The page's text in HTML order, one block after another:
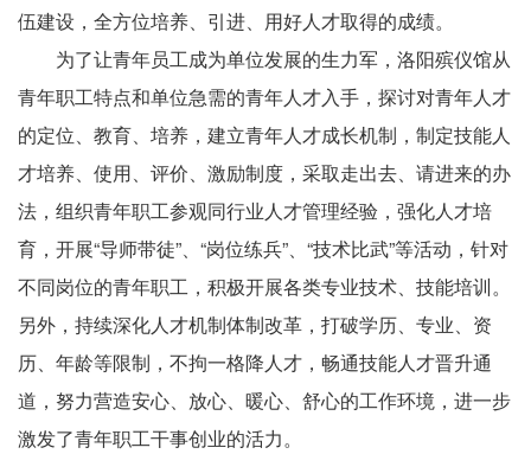
伍建设，全方位培养、引进、用好人才取得的成绩。
为了让青年员工成为单位发展的生力军，洛阳殡仪馆从
青年职工特点和单位急需的青年人才入手，探讨对青年人才
的定位、教育、培养，建立青年人才成长机制，制定技能人
才培养、使用、评价、激励制度，采取走出去、请进来的办
法，组织青年职工参观同行业人才管理经验，强化人才培
育，开展“导师带徒”、“岗位练兵”、“技术比武”等活动，针对
不同岗位的青年职工，积极开展各类专业技术、技能培训。
另外，持续深化人才机制体制改革，打破学历、专业、资
历、年龄等限制，不拘一格降人才，畅通技能人才晋升通
道，努力营造安心、放心、暖心、舒心的工作环境，进一步
激发了青年职工干事创业的活力。